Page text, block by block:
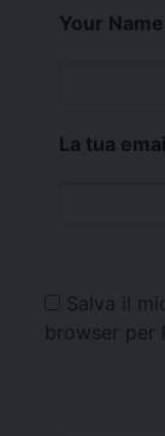
Your Name
La tua
Salva il
browser per